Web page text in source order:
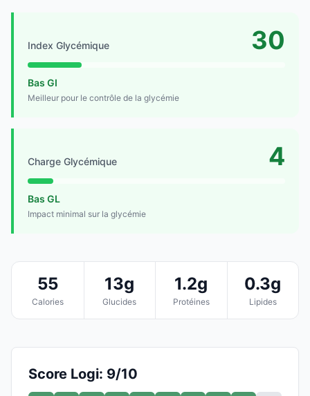
Index Glycémique 30
Bas GI
Meilleur pour le contrôle de la glycémie
Charge Glycémique 4
Bas GL
Impact minimal sur la glycémie
55
Calories
13g
Glucides
1.2g
Protéines
0.3g
Lipides
Score Logi: 9/10